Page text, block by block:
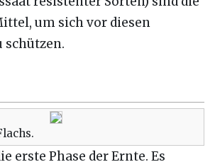
um sich vor diesen
schützen.
erste Phase der Ernte. Es